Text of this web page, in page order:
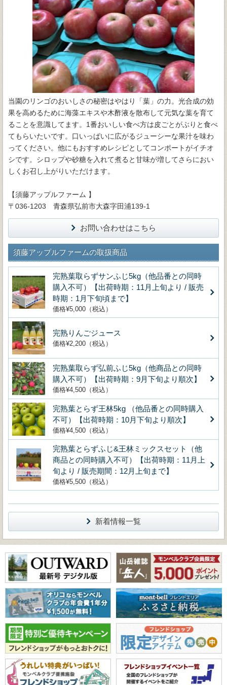
当園のリンゴのおいしさの秘密はやはり「葉」の力。光合成の効
果を高めるために海藻エキスや木酢液を散布して元気な葉を育て
ることを意識してます。1番おいしい食べ方は皮ごとがぶりと食べ
てもらいたいです。口いっぱいに広がるジューシーな果汁を味わ
ってください。他にもおすすめレシピとしてコンポートがイチオ
シです。シロップや砂糖を入れて煮ると甘味が増してさらにおい
しくお召し上がりいただけます。
【須藤アップルファーム 】
〒036-1203 青森県弘前市大森字田浦139-1
お問い合わせはこちら
須藤アップルファームの取扱商品
完熟葉取らずサンふじ5kg（他品番との同時
購入不可）【出荷時期：11月上旬より / 販売
時期：1月下旬頃まで】
価格¥5,000（税込）
完熟りんごジュース
価格¥2,200（税込）
完熟葉取らず弘前ふじ5kg（他商品との同時
購入不可）【出荷時期：9月下旬より順次】
価格¥4,500（税込）
完熟葉とらず王林5kg （他品番との同時購入
不可）【出荷時期：10月下旬より順次】
価格¥4,500（税込）
完熟葉とらずふじ&王林ミックスセット（他
商品との同時購入不可）【出荷時期：11月上
旬より / 販売期間：12月上旬まで】
価格¥5,500（税込）
新着情報一覧